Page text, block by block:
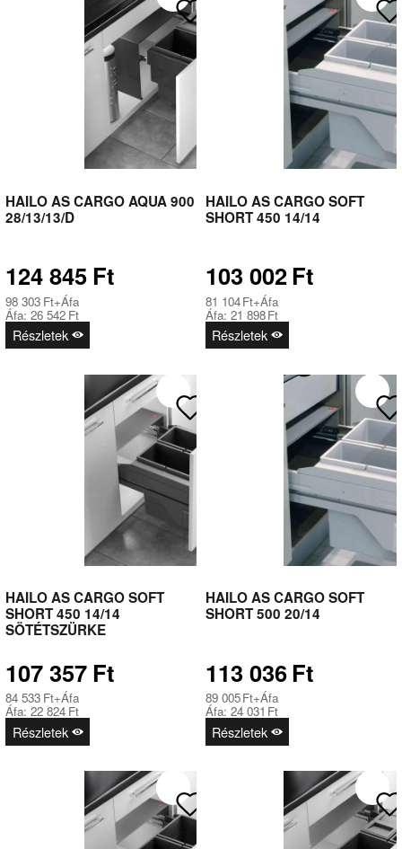
HAILO AS CARGO AQUA 900
28/13/13/D
124 845Ft
98 303 Ft+Áfa
Áfa: 26 542 Ft
Részletek
HAILO AS CARGO SOFT
SHORT 450 14/14
103 002Ft
81 104Ft+Áfa
Áfa: 21 898Ft
Részletek
HAILO AS CARGO SOFT
SHORT 450 14/14
SÖTÉTSZÜRKE
107 357Ft
84 533 Ft+Áfa
Áfa: 22 824 Ft
Részletek
HAILO AS CARGO SOFT
SHORT 500 20/14
113 036Ft
89 005Ft+Áfa
Áfa: 24 031 Ft
Részletek